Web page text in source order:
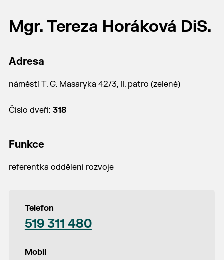
Mgr. Tereza Horáková DiS.
Adresa
náměstí T. G. Masaryka 42/3, II. patro (zelené)
Číslo dveří: 318
Funkce
referentka oddělení rozvoje
Telefon
519 311 480
Mobil